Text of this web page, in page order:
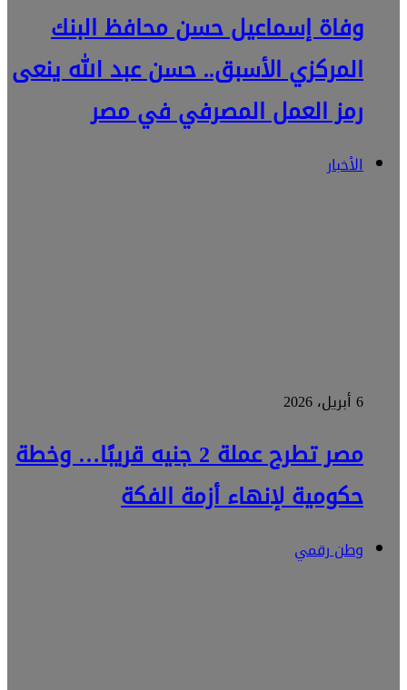
وفاة إسماعيل حسن محافظ البنك
المركزي الأسبق.. حسن عبد الله ينعى
رمز العمل المصرفي في مصر
الأخبار
6 أبريل، 2026
مصر تطرح عملة 2 جنيه قريبًا… وخطة
حكومية لإنهاء أزمة الفكة
وطن رقمي